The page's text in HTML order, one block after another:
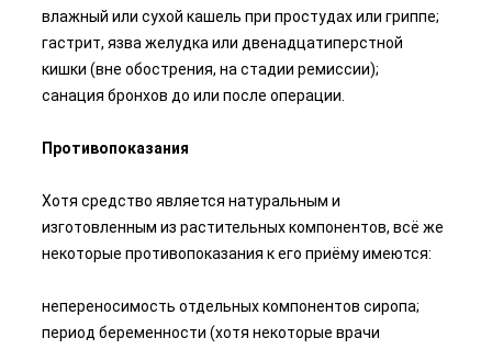
влажный или сухой кашель при простудах или гриппе;
гастрит, язва желудка или двенадцатиперстной
кишки (вне обострения, на стадии ремиссии);
санация бронхов до или после операции.
Противопоказания
Хотя средство является натуральным и
изготовленным из растительных компонентов, всё же
некоторые противопоказания к его приёму имеются:
непереносимость отдельных компонентов сиропа;
период беременности (хотя некоторые врачи